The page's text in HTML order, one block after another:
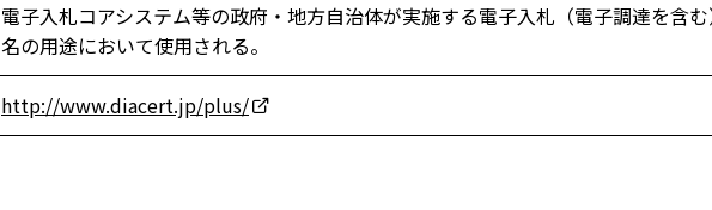
電子入札コアシステム等の政府・地方自治体が実施する電子入札（電子調達を含
名の用途において使用される。
http://www.diacert.jp/plus/